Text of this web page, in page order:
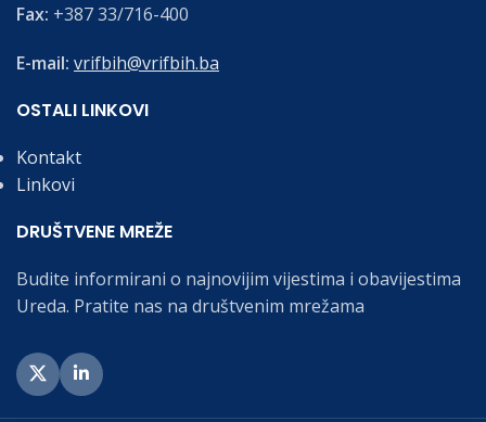
Fax: +387 33/716-400
E-mail: vrifbih@vrifbih.ba
OSTALI LINKOVI
Kontakt
Linkovi
DRUŠTVENE MREŽE
Budite informirani o najnovijim vijestima i obavijestima
Ureda. Pratite nas na društvenim mrežama